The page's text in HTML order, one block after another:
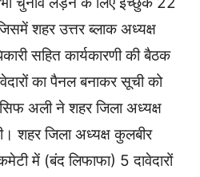
शहर उत्तर ब्लाक अध्यक्ष
सहित कार्यकारणी की बैठक
का पैनल बनाकर सूची को
अली ने शहर जिला अध्यक्ष
शहर जिला अध्यक्ष कुलबीर
में (बंद लिफाफा) 5 दावेदारों